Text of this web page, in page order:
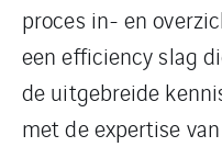
proces in- en
een efficiency slag
de uitgebreide
met de expertise van